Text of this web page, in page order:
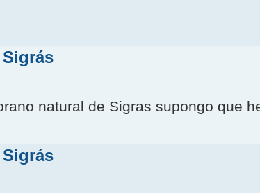
natural de Sigras supongo que